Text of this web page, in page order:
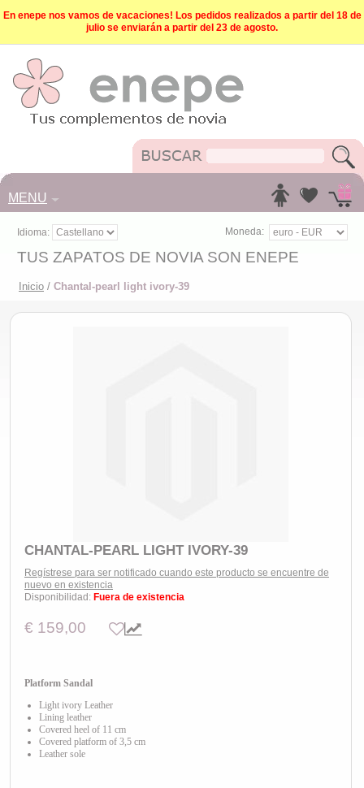
En enepe nos vamos de vacaciones! Los pedidos realizados a partir del 18 de
julio se enviarán a partir del 23 de agosto.
MENU
Idioma: Moneda:
TUS ZAPATOS DE NOVIA SON ENEPE
Inicio / Chantal-pearl light ivory-39
CHANTAL-PEARL LIGHT IVORY-39
Regístrese para ser notificado cuando este producto se encuentre de
nuevo en existencia
Disponibilidad: Fuera de existencia
€ 159,00
Platform Sandal
Light ivory Leather
Lining leather
Covered heel of 11 cm
Covered platform of 3,5 cm
Leather sole